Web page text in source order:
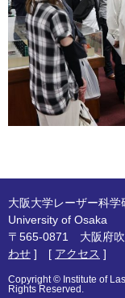
大阪大学レーザー科
University of Osaka
〒565-0871 大阪府
わせ ] [ アクセス ]
Copyright © Institute of
Rights Reserved.